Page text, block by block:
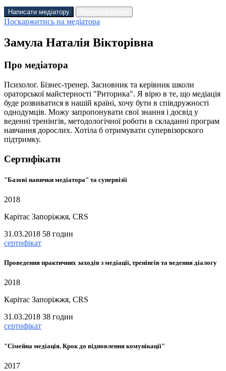
Написати медіатору
Поскаржитись на медіатора
Замула Наталія Вікторівна
Про медіатора
Психолог. Бізнес-тренер. Засновник та керівник школи
ораторської майстерності "Риторика". Я вірю в те, що медіація
буде розвиватися в нашій країні, хочу бути в співдружності
однодумців. Можу запропонувати свої знання і досвід у
веденні тренінгів, методологічної роботи в складанні програм
навчання дорослих. Хотіла б отримувати супервізорского
підтримку.
Сертифікати
"Базові навички медіатора" та супервізії
2018
Карітас Запоріжжя, СRS
31.03.2018 58 годин
сертифікат
Проведення практичних заходів з медіації, тренінгів та ведення діалогу
2018
Карітас Запоріжжя, CRS
31.03.2018 38 годин
сертифікат
"Сімейна медіація. Крок до відновлення комунікації"
2017